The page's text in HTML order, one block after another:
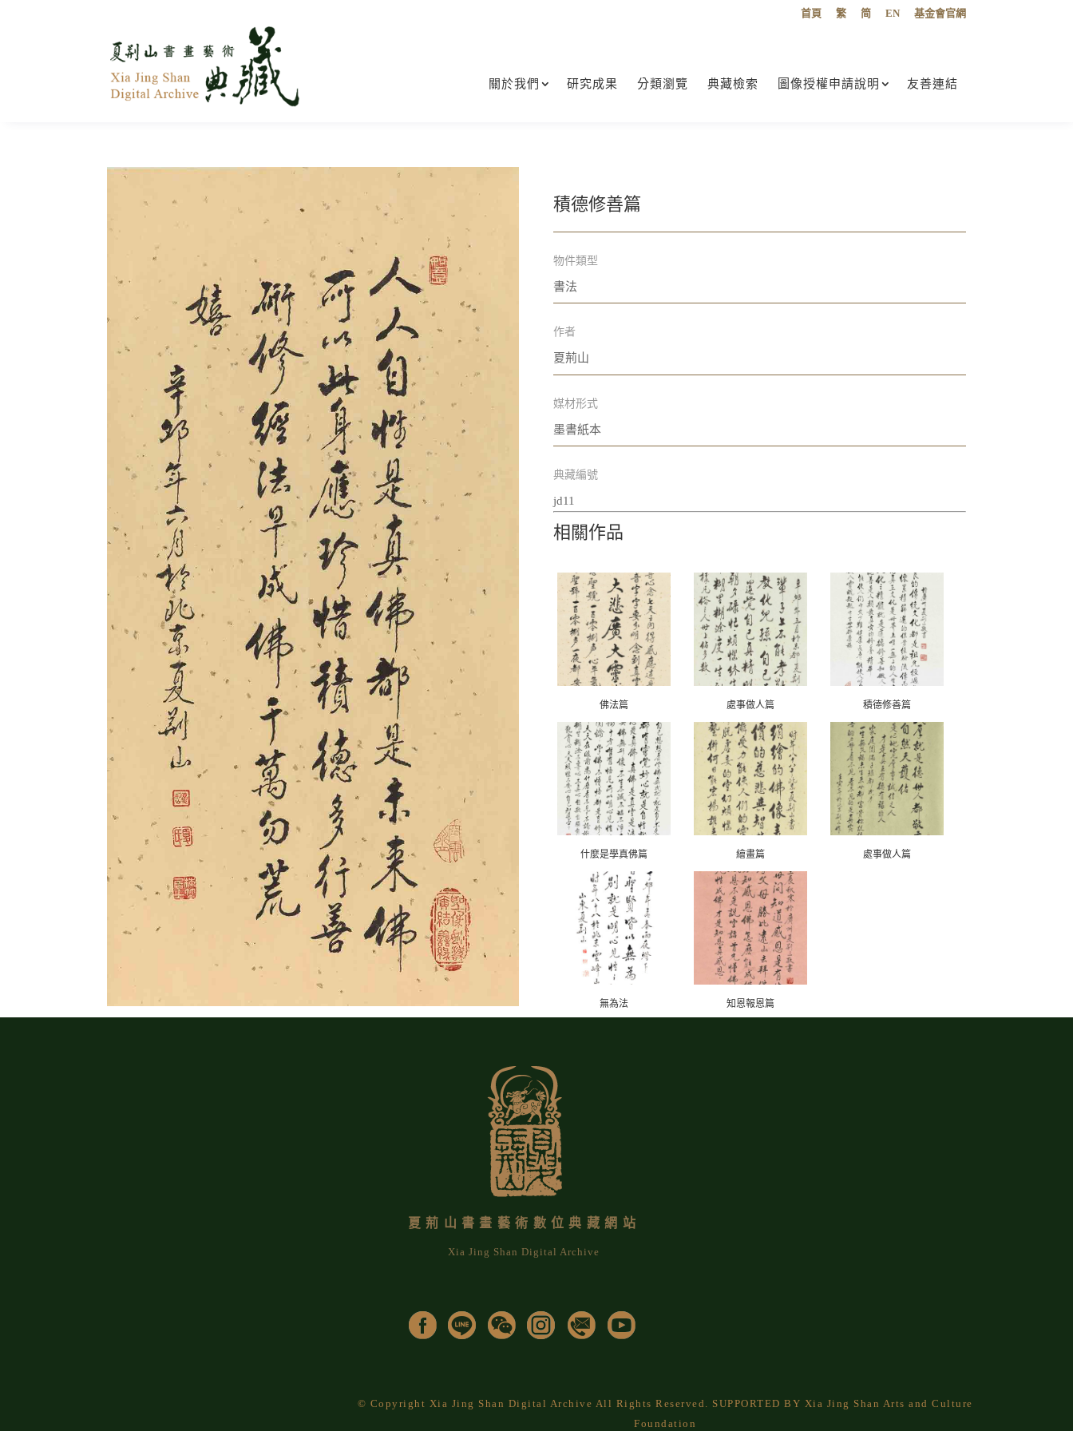
首頁 繁 简 EN 基金會官網
關於我們 研究成果 分類瀏覽 典藏檢索 圖像授權申請說明 友善連結
積德修善篇
物件類型
書法
作者
夏荊山
媒材形式
墨書紙本
典藏編號
jd11
相關作品
佛法篇 處事做人篇 積德修善篇
什麼是學真佛篇 繪畫篇 處事做人篇
無為法 知恩報恩篇
夏荊山書畫藝術數位典藏網站
Xia Jing Shan Digital Archive
© Copyright Xia Jing Shan Digital Archive All Rights Reserved. SUPPORTED BY Xia Jing Shan Arts and Culture
Foundation